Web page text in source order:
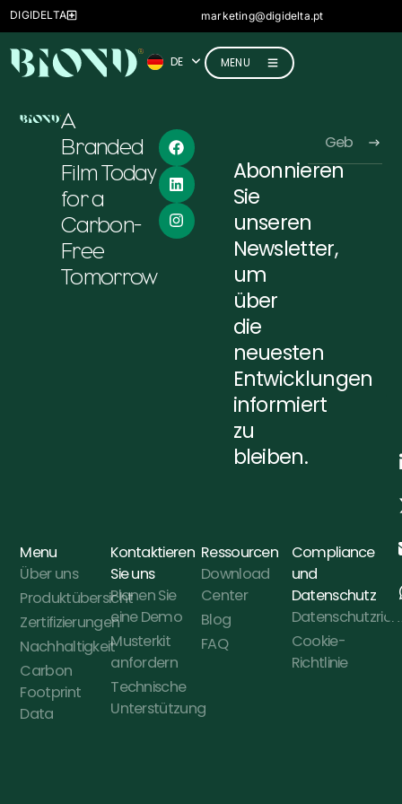
marketing@digidelta.pt
DIGIDELTA
DE
FR
IT
MENU
A
Branded
Film Today
for a
Carbon-
Free
Tomorrow
Abonnieren
Sie
unseren
Newsletter,
um
über
die
neuesten
Entwicklungen
informiert
zu
bleiben.
Alternative:
Menu
Über uns
Produktübersicht
Zertifizierungen
Nachhaltigkeit
Carbon
Footprint
Data
Kontaktieren
Sie uns
Planen Sie
eine Demo
Musterkit
anfordern
Technische
Unterstützung
Ressourcen
Download
Center
Blog
FAQ
Compliance
und
Datenschutz
Cookie-
Richtlinie